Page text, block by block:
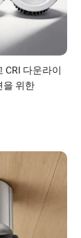
CRI 다운라이
을 위한